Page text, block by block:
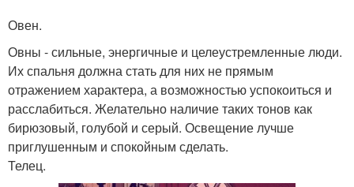
Овен.
Овны - сильные, энергичные и целеустремленные люди.
Их спальня должна стать для них не прямым
отражением характера, а возможностью успокоиться и
расслабиться. Желательно наличие таких тонов как
бирюзовый, голубой и серый. Освещение лучше
приглушенным и спокойным сделать.
Телец.